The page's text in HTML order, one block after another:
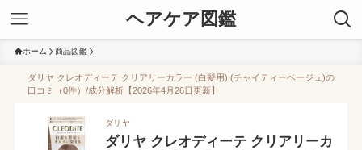
ヘアケア図鑑
ホーム 商品図鑑
ダリヤ クレオディーテ クリアリーカラー (白髪用) (チャイティーベージュ)の
口コミ（0件）/成分解析【2026年4月26日更新】
ダリヤ
ダリヤ クレオディーテ クリアリーカ